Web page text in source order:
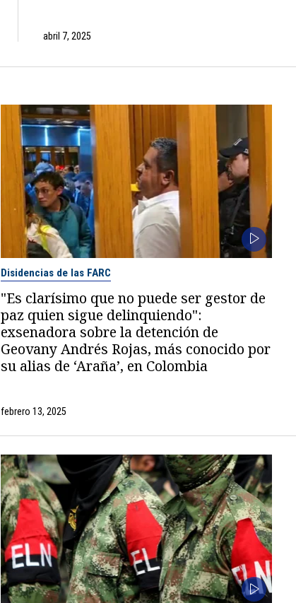
abril 7, 2025
Disidencias de las FARC
"Es clarísimo que no puede ser gestor de
paz quien sigue delinquiendo":
exsenadora sobre la detención de
Geovany Andrés Rojas, más conocido por
su alias de ‘Araña’, en Colombia
febrero 13, 2025